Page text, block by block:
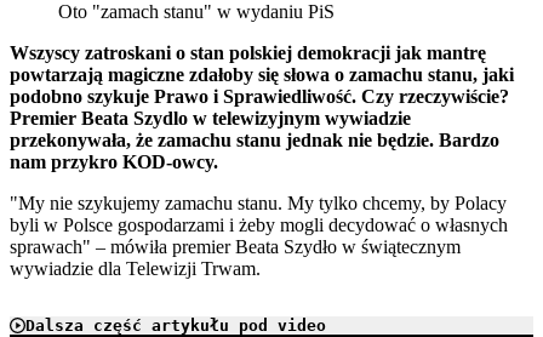
Oto "zamach stanu" w wydaniu PiS
Wszyscy zatroskani o stan polskiej demokracji jak mantrę
powtarzają magiczne zdałoby się słowa o zamachu stanu, jaki
podobno szykuje Prawo i Sprawiedliwość. Czy rzeczywiście?
Premier Beata Szydlo w telewizyjnym wywiadzie
przekonywała, że zamachu stanu jednak nie będzie. Bardzo
nam przykro KOD-owcy.
"My nie szykujemy zamachu stanu. My tylko chcemy, by Polacy
byli w Polsce gospodarzami i żeby mogli decydować o własnych
sprawach" – mówiła premier Beata Szydło w świątecznym
wywiadzie dla Telewizji Trwam.
Dalsza część artykułu pod video